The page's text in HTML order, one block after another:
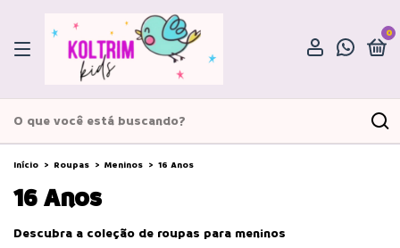
0
Início > Roupas > Meninos > 16 Anos
16 Anos
Descubra a coleção de roupas para meninos